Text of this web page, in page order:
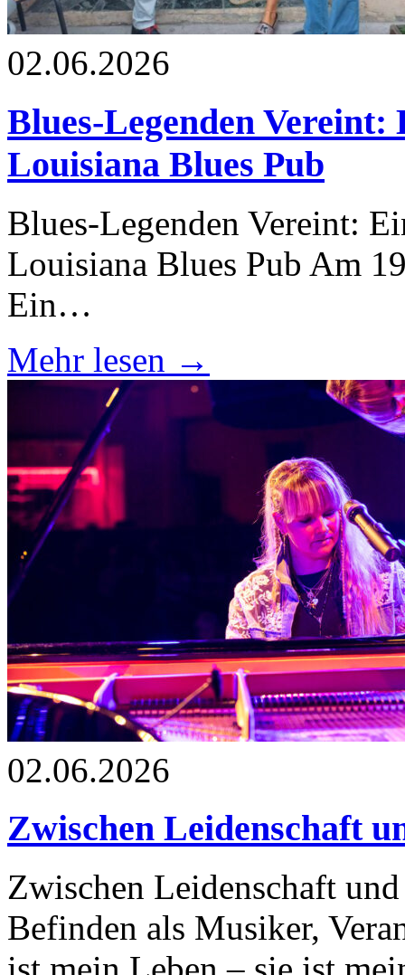
02.06.2026
Blues-Legenden
Louisiana Blues Pub
Blues-Legenden Vereint:
Louisiana Blues Pub Am
Ein…
Mehr lesen →
02.06.2026
Zwischen Leidenschaft
Zwischen Leidenschaft
Befinden als Musiker,